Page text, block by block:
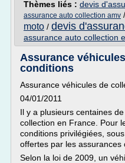
Thèmes liés : devis
assurance auto collection amv /
moto / devis
assurance auto collection
Assurance
conditions
Assurance véhicules de
04/01/2011
Il y a plusieurs centaines
collection en France. Pour
conditions privilégiées,
offertes par les assurances
Selon la loi de 2009, un